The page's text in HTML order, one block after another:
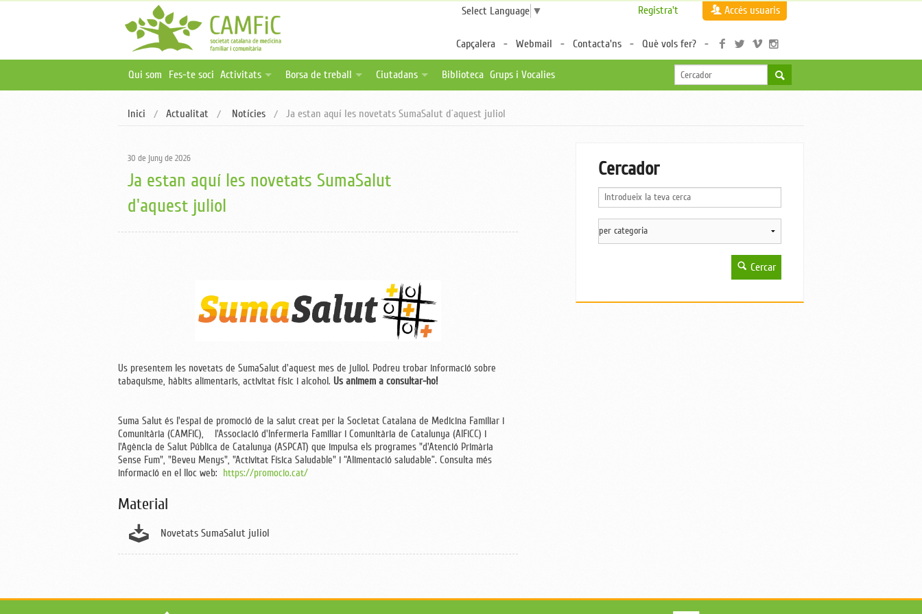
Select Language ▼ Registra't Accés usuaris
Capçalera Webmail Contacta'ns Què vols fer?
Qui som Fes-te soci Activitats
Activitats online i a distància
Borsa de treball
Publica una oferta
Ciutadans
Associacions de pacients
Biblioteca Grups i Vocalies
Inici Actualitat Notícies Ja estan aquí les novetats SumaSalut d´aquest juliol
30 de juny de 2026
Ja estan aquí les novetats SumaSalut
d'aquest juliol
Us presentem les novetats de SumaSalut d'aquest mes de juliol. Podreu trobar informació sobre
tabaquisme, hàbits alimentaris, activitat físic i alcohol. Us animem a consultar-ho!
Suma Salut és l'espai de promoció de la salut creat per la Societat Catalana de Medicina Familiar i
Comunitària (CAMFiC),
l'Associació d'Infermeria Familiar i Comunitària de Catalunya (AIFiCC) i
l'Agència de Salut Pública de Catalunya (ASPCAT) que impulsa els programes "d'Atenció Primària
Sense Fum", "Beveu Menys", "Activitat Física Saludable" i “Alimentació saludable”. Consulta més
informació en el lloc web: https://promocio.cat/
Material
Novetats SumaSalut juliol
Cercador
Cercar